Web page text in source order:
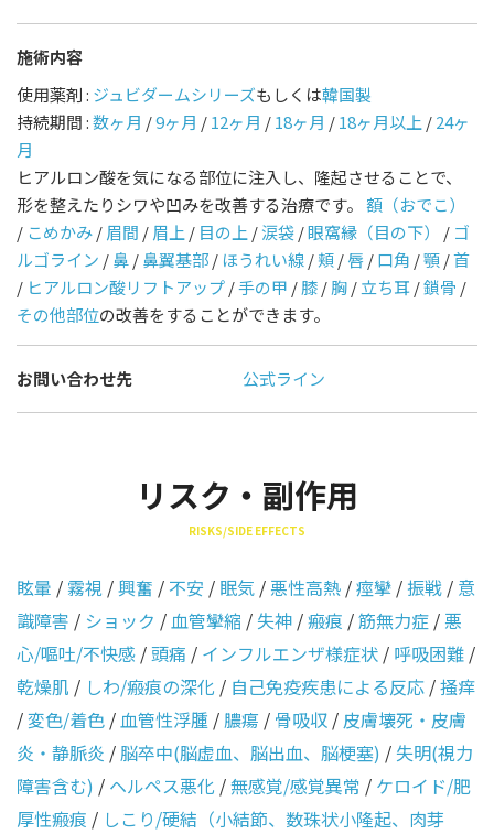
施術内容
使用薬剤 : ジュビダームシリーズもしくは韓国製
持続期間 :数ヶ月 /9ヶ月 /12ヶ月 /18ヶ月 /18ヶ月以上/24ヶ
月
ヒアルロン酸を気になる部位に注入し、隆起させることで、
形を整えたりシワや凹みを改善する治療です。 額（おでこ）
/ こめかみ/眉間 /眉上/ 目の上/涙袋/眼窩縁（目の下） / ゴ
ルゴライン /鼻/鼻翼基部/ ほうれい線/頬/唇/口角 /顎/首
/ ヒアルロン酸リフトアップ/手の甲 /膝/胸/立ち耳/鎖骨 /
その他部位の改善をすることができます。
お問い合わせ先 公式ライン
リスク・副作用
RISKS/SIDE EFFECTS
眩暈 /霧視 /興奮 / 不安 / 眠気 /悪性高熱 /痙攣 /振戦 / 意
識障害 / ショック /血管攣縮 /失神 /瘢痕 /筋無力症 /悪
心/嘔吐/不快感 /頭痛 / インフルエンザ様症状 / 呼吸困難 /
乾燥肌 / しわ/瘢痕の深化 / 自己免疫疾患による反応 /掻痒
/変色/着色 /血管性浮腫 /膿瘍 / 骨吸収 / 皮膚壊死・皮膚
炎・静脈炎 /脳卒中(脳虚血、脳出血、脳梗塞) /失明(視力
障害含む) / ヘルペス悪化 /無感覚/感覚異常 / ケロイド/肥
厚性瘢痕 / しこり/硬結（小結節、数珠状小隆起、肉芽